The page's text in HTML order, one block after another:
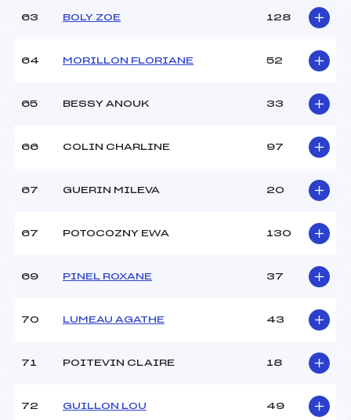
63 BOLY ZOE 128
64 MORILLON FLORIANE 52
65 BESSY ANOUK 33
66 COLIN CHARLINE 97
67 GUERIN MILEVA 20
67 POTOCOZNY EWA 130
69 PINEL ROXANE 37
70 LUMEAU AGATHE 43
71 POITEVIN CLAIRE 18
72 GUILLON LOU 49